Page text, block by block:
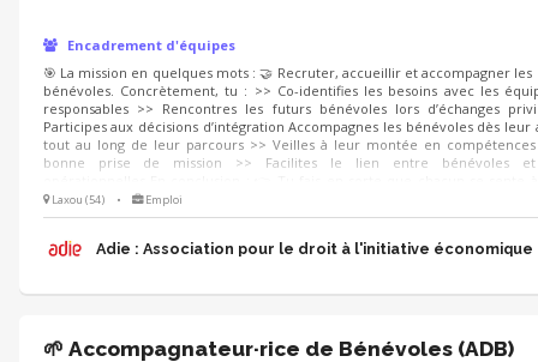
Encadrement d'équipes
🎯 La mission en quelques mots : 🤝 Recruter, accueillir et accompagner les
bénévoles. Concrètement, tu : >> Co-identifies les besoins avec les
responsables >> Rencontres les futurs bénévoles lors d’échanges
Participes aux décisions d’intégration Accompagnes les bénévoles dès
tout au long de leur parcours >> Veilles à leur montée en
bonne prise de mission >> Facilites le lien entre bénévoles et
utile et reconnu.
Laxou (54) • Emploi
Adie : Association pour le droit à l'initiative économique
🌱 Accompagnateur·rice de Bénévoles (ADB)